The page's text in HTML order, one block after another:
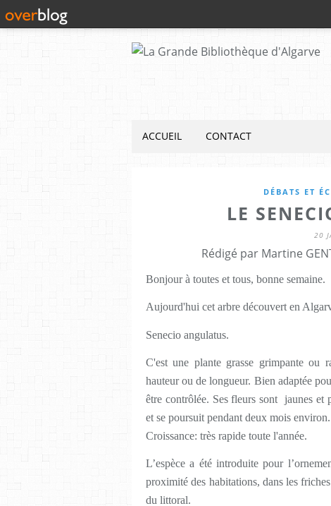
ACCUEIL CONTACT
DÉBATS ET
LE
20
Rédigé par Martine
Bonjour à toutes et tous, bonne semaine.
Aujourd'hui cet arbre découvert en
Senecio angulatus.
C'est une plante grasse grimpante ou
hauteur ou de longueur. Bien adaptée
être contrôlée. Ses fleurs sont jaunes et
et se poursuit pendant deux mois environ.
Croissance: très rapide toute l'année.
L’espèce a été introduite pour
proximité des habitations, dans les
du littoral.